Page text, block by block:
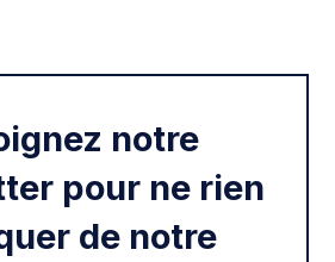
notre
pour ne rien
de notre